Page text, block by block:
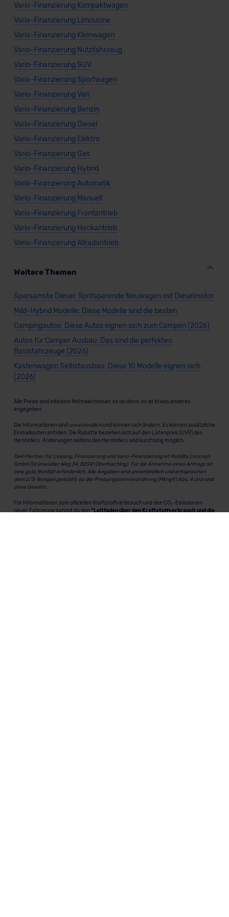
unserem Datenschutzbeauftragten unter
datenschutz@meinauto.de anfordern.
Datenschutzerklärung|Impressum
Vario-Finanzierung Kompaktwagen
Vario-Finanzierung Limousine
Vario-Finanzierung Kleinwagen
Vario-Finanzierung Nutzfahrzeug
Vario-Finanzierung SUV
Vario-Finanzierung Sportwagen
Vario-Finanzierung Van
Vario-Finanzierung Benzin
Vario-Finanzierung Diesel
Vario-Finanzierung Elektro
Vario-Finanzierung Gas
Vario-Finanzierung Hybrid
Vario-Finanzierung Automatik
Vario-Finanzierung Manuell
Vario-Finanzierung Frontantrieb
Vario-Finanzierung Heckantrieb
Vario-Finanzierung Allradantrieb
Weitere Themen
Sparsamste Diesel: Spritsparende Neuwagen mit Dieselmotor
Mild-Hybrid Modelle: Diese Modelle sind die besten
Campingautos: Diese Autos eignen sich zum Campen (2026)
Autos für Camper Ausbau: Das sind die perfekten
Basisfahrzeuge (2026)
Kastenwagen Selbstausbau: Diese 10 Modelle eignen sich
(2026)
Alle Preise sind inklusive Mehrwertsteuer, es sei denn, es ist etwas anderes
angegeben.
Die Informationen sind unverbindlichund können sich ändern. Es können zusätzliche
Einmalkosten anfallen. Die Rabatte beziehen sich auf den Listenpreis (UVP) des
Herstellers. Änderungen seitens des Herstellers sind kurzfristig möglich.
Dein Partner für Leasing, Finanzierung und Vario-Finanzierung ist Mobility Concept
GmbH (Grünwalder Weg 34, 82041 Oberhaching). Für die Annahme eines Antrags ist
eine gute Bonität erforderlich. Alle Angaben sind unverbindlich und entsprechen
dem 2/3-Beispiel gemäß § 6a der Preisangabenverordnung (PAngV) Abs. 4 und sind
ohne Gewähr.
Für Informationen zum offiziellen Kraftstoffverbrauch und den CO₂-Emissionen
neuer Fahrzeuge kannst du den "Leitfaden über den Kraftstoffverbrauch und die